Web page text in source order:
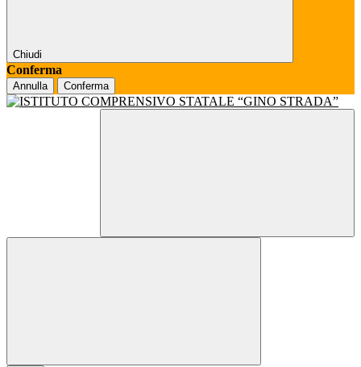
Chiudi
Conferma
Annulla Conferma